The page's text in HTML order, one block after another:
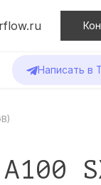
Написать в